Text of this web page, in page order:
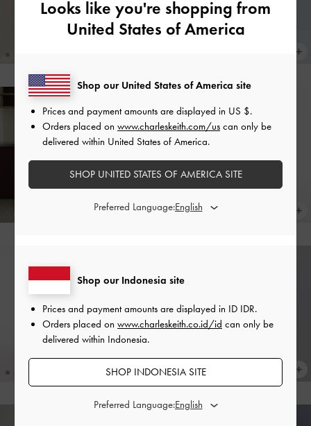
Looks like you're shopping from
United States of America
Shop our Indonesia site
Prices and payment amounts are displayed in ID IDR.
Orders placed on www.charleskeith.co.id/id can only be
delivered within Indonesia.
SHOP INDONESIA SITE
Preferred Language:
Shop our United States of America site
Prices and payment amounts are displayed in US $.
Orders placed on www.charleskeith.com/us can only be
delivered within United States of America.
SHOP UNITED STATES OF AMERICA SITE
Preferred Language: